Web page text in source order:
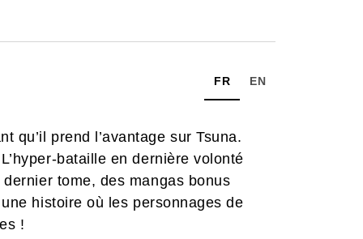
FR EN
qu’il prend l’avantage sur Tsuna.
bataille en dernière volonté
tome, des mangas bonus
histoire où les personnages de
!